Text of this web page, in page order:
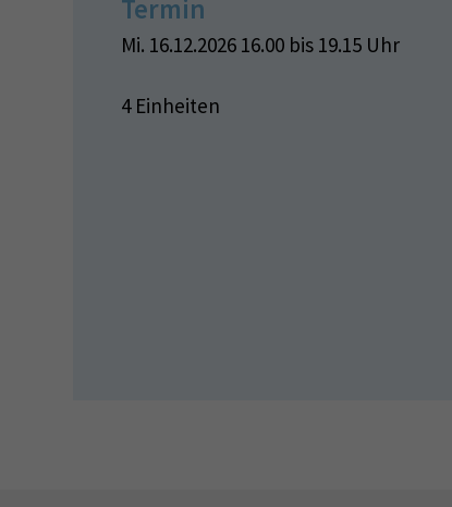
Termin
Mi. 16.12.2026 16.00 bis 19.15 Uhr
4 Einheiten